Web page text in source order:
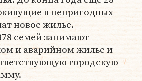
в непригодных
новое жилье.
семей занимают
и аварийном жилье и
городскую